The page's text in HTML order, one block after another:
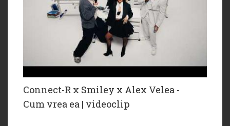
Connect-R x Smiley x Alex Velea -
Cum vrea ea | videoclip